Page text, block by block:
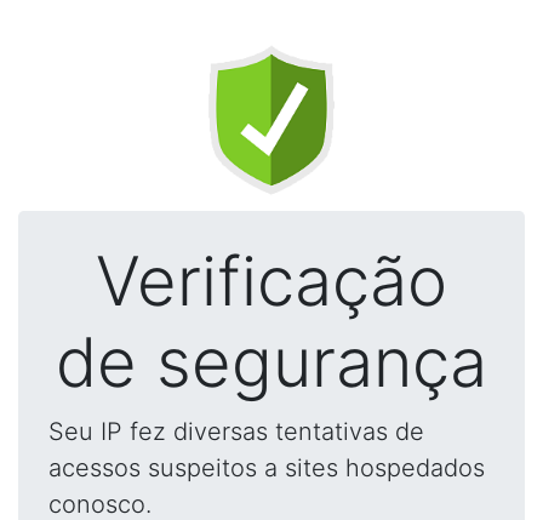
Verificação
de segurança
Seu IP fez diversas tentativas de
acessos suspeitos a sites hospedados
conosco.